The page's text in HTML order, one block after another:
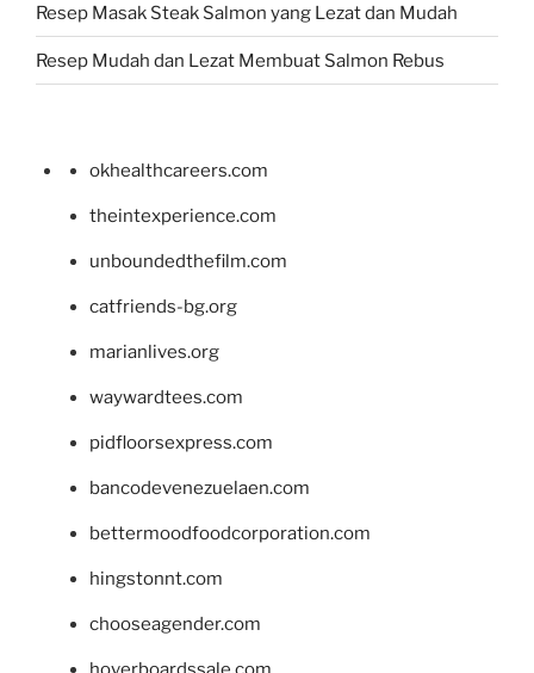
Resep Masak Steak Salmon yang Lezat dan Mudah
Resep Mudah dan Lezat Membuat Salmon Rebus
okhealthcareers.com
theintexperience.com
unboundedthefilm.com
catfriends-bg.org
marianlives.org
waywardtees.com
pidfloorsexpress.com
bancodevenezuelaen.com
bettermoodfoodcorporation.com
hingstonnt.com
chooseagender.com